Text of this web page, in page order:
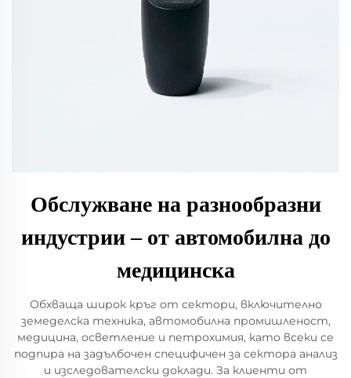
Обслужване на разнообразни
индустрии – от автомобилна до
медицинска
Обхваща широк кръг от сектори, включително
земеделска техника, автомобилна промишленост,
медицина, осветление и петрохимия, като всеки се
подпира на задълбочен специфичен за сектора анализ
и изследователски доклади. За клиенти от